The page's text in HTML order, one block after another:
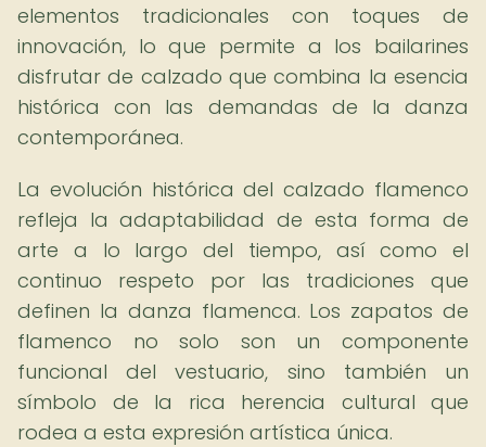
elementos tradicionales con toques de
innovación, lo que permite a los bailarines
disfrutar de calzado que combina la esencia
histórica con las demandas de la danza
contemporánea.
La evolución histórica del calzado flamenco
refleja la adaptabilidad de esta forma de
arte a lo largo del tiempo, así como el
continuo respeto por las tradiciones que
definen la danza flamenca. Los zapatos de
flamenco no solo son un componente
funcional del vestuario, sino también un
símbolo de la rica herencia cultural que
rodea a esta expresión artística única.